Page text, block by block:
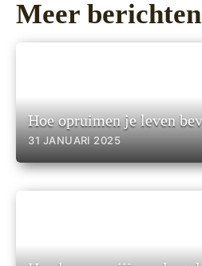
Meer berichten
Hoe opruimen je leven
31 JANUARI 2025